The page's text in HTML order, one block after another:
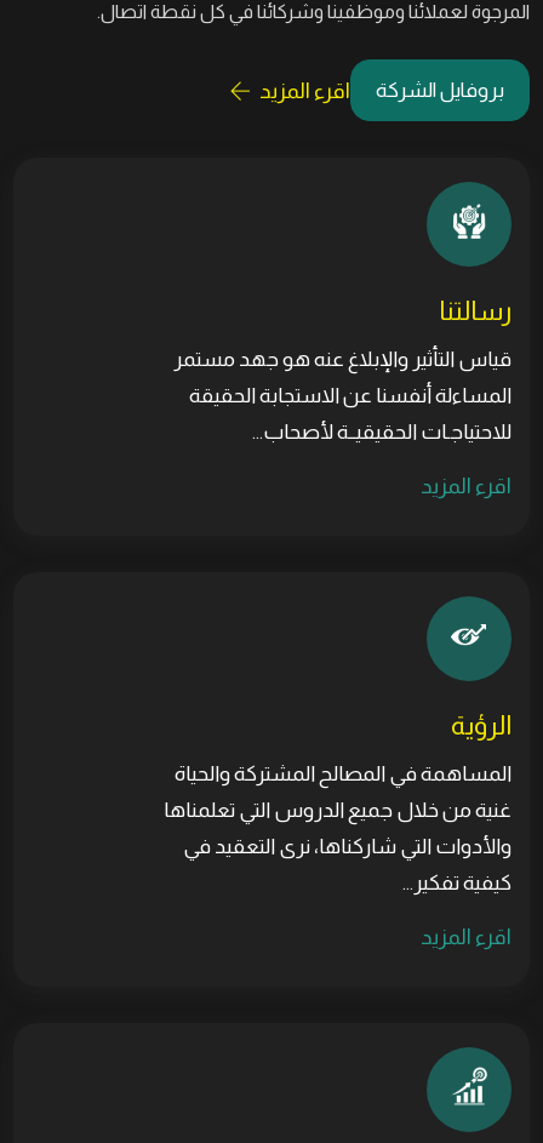
المرجوة لعملائنا وموظفينا وشركائنا في كل نقطة اتصال.
بروفايل الشركة اقرء المزيد
رسالتنا
قياس التأثير والإبلاغ عنه هو جهد مستمر
المساءلة أنفسنا عن الاستجابة الحقيقة
للاحتياجـات الحقيقيــة لأصحاب...
اقرء المزيد
الرؤية
المساهمة في المصالح المشتركة والحياة
غنية من خلال جميع الدروس التي تعلمناها
والأدوات التي شاركناها، نرى التعقيد في
كيفية تفكير...
اقرء المزيد